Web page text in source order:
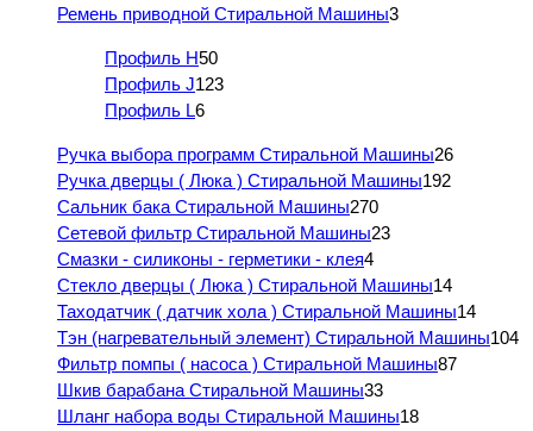
Ремень приводной Стиральной Машины3
Профиль H50
Профиль J123
Профиль L6
Ручка выбора программ Стиральной Машины26
Ручка дверцы ( Люка ) Стиральной Машины192
Сальник бака Стиральной Машины270
Сетевой фильтр Стиральной Машины23
Смазки - силиконы - герметики - клея4
Стекло дверцы ( Люка ) Стиральной Машины14
Таходатчик ( датчик хола ) Стиральной Машины14
Тэн (нагревательный элемент) Стиральной Машины104
Фильтр помпы ( насоса ) Стиральной Машины87
Шкив барабана Стиральной Машины33
Шланг набора воды Стиральной Машины18